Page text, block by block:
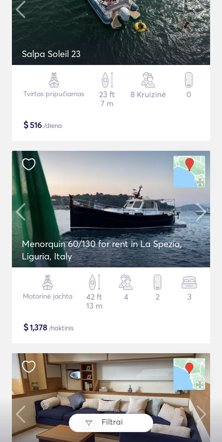
Filtrai
Salpa Soleil 23
Tvirtas pripučiamas
23 ft
7 m
8 Kruizinė 0
$516 /diena
Menorquin 60/130 for rent in La Spezia,
Liguria, Italy
Motorinė jachta
42 ft
13 m
4 2 3
$1,378 /naktinis